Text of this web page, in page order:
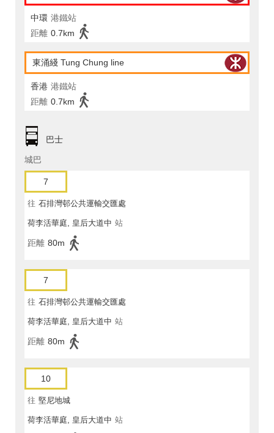
中環 港鐵站
距離 0.7km
東涌綫 Tung Chung line
香港 港鐵站
距離 0.7km
巴士
城巴
7
往 石排灣邨公共運輸交匯處
荷李活華庭, 皇后大道中 站
距離 80m
7
往 石排灣邨公共運輸交匯處
荷李活華庭, 皇后大道中 站
距離 80m
10
往 堅尼地城
荷李活華庭, 皇后大道中 站